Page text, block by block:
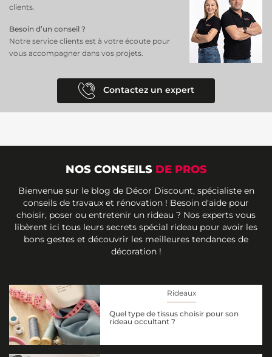
clients.
Besoin d’un conseil ?
Notre service clients est à votre écoute pour
vous accompagner dans vos projets.
Contactez un expert
NOS CONSEILS DE PROS
Bienvenue sur le blog de Décor Discount, spécialiste en
conseils de travaux et rénovation ! Besoin d'aide pour
choisir, poser ou entretenir un rideau ? Nos experts vous
libèrent ici tous leurs secrets spécial rideau pour avoir les
bons gestes et découvrir les meilleures tendances de
décoration !
Rideaux
Quel type de tissus choisir pour son
rideau occultant ?